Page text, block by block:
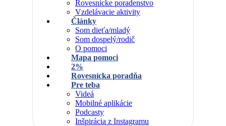
Rovesnícke poradenstvo
Vzdelávacie aktivity
Články
Som dieťa/mladý
Som dospelý/rodič
O pomoci
Mapa pomoci
2%
Rovesnícka poradňa
Pre teba
Videá
Mobilné aplikácie
Podcasty
Inšpirácia z Instagramu